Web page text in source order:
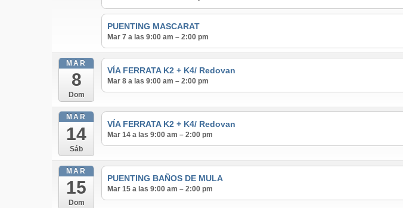
PUENTING MASCARAT
Mar 7 a las 9:00 am – 2:00 pm
MAR
8
Dom
VÍA FERRATA K2 + K4/ Redovan
Mar 8 a las 9:00 am – 2:00 pm
MAR
14
Sáb
VÍA FERRATA K2 + K4/ Redovan
Mar 14 a las 9:00 am – 2:00 pm
MAR
15
Dom
PUENTING BAÑOS DE MULA
Mar 15 a las 9:00 am – 2:00 pm